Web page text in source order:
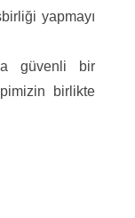
yapmayı
güvenli bir
birlikte